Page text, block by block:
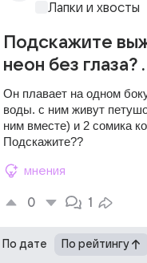
Лапки и хвосты
Подскажите
неон без глаза? .
Он плавает на одном
воды. с ним живут
ним вместе) и 2 сомика
Подскажите??
мнения
0 1
По дате По рейтингу